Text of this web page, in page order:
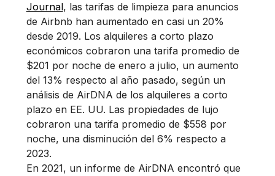
Journal, las tarifas de limpieza para anuncios
de Airbnb han aumentado en casi un 20%
desde 2019. Los alquileres a corto plazo
económicos cobraron una tarifa promedio de
$201 por noche de enero a julio, un aumento
del 13% respecto al año pasado, según un
análisis de AirDNA de los alquileres a corto
plazo en EE. UU. Las propiedades de lujo
cobraron una tarifa promedio de $558 por
noche, una disminución del 6% respecto a
2023.
En 2021, un informe de AirDNA encontró que